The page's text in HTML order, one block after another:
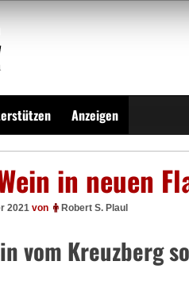
Anzeigen
in neuen
2021 von Robert S. Plaul
vom Kreuzberg